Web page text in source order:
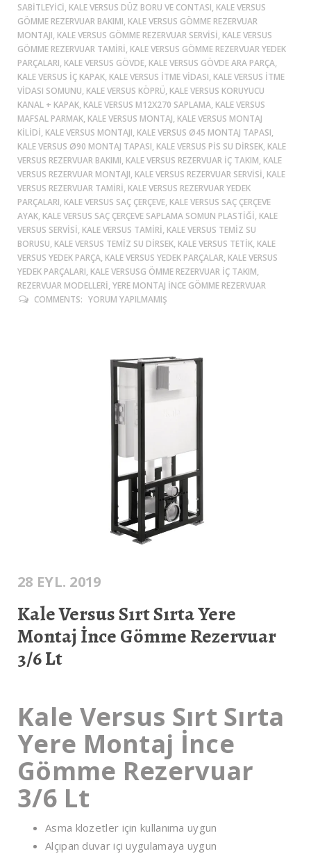
SABITLEYICI, KALE VERSUS DÜZ BORU VE CONTASI, KALE VERSUS
GÖMME REZERVUAR BAKIMI, KALE VERSUS GÖMME REZERVUAR
MONTAJI, KALE VERSUS GÖMME REZERVUAR SERVISI, KALE VERSUS
GÖMME REZERVUAR TAMIRI, KALE VERSUS GÖMME REZERVUAR YEDEK
PARÇALARI, KALE VERSUS GÖVDE, KALE VERSUS GÖVDE ARA PARÇA,
KALE VERSUS IÇ KAPAK, KALE VERSUS ITME VIDASI, KALE VERSUS ITME
VIDASI SOMUNU, KALE VERSUS KÖPRÜ, KALE VERSUS KORUYUCU
KANAL + KAPAK, KALE VERSUS M12X270 SAPLAMA, KALE VERSUS
MAFSAL PARMAK, KALE VERSUS MONTAJ, KALE VERSUS MONTAJ
KILIDI, KALE VERSUS MONTAJI, KALE VERSUS Ø45 MONTAJ TAPASI,
KALE VERSUS Ø90 MONTAJ TAPASI, KALE VERSUS PIS SU DIRSEK, KALE
VERSUS REZERVUAR BAKIMI, KALE VERSUS REZERVUAR IÇ TAKIM, KALE
VERSUS REZERVUAR MONTAJI, KALE VERSUS REZERVUAR SERVISI, KALE
VERSUS REZERVUAR TAMIRI, KALE VERSUS REZERVUAR YEDEK
PARÇALARI, KALE VERSUS SAÇ ÇERÇEVE, KALE VERSUS SAÇ ÇERÇEVE
AYAK, KALE VERSUS SAÇ ÇERÇEVE SAPLAMA SOMUN PLASTIĞI, KALE
VERSUS SERVISI, KALE VERSUS TAMIRI, KALE VERSUS TEMIZ SU
BORUSU, KALE VERSUS TEMIZ SU DIRSEK, KALE VERSUS TETIK, KALE
VERSUS YEDEK PARÇA, KALE VERSUS YEDEK PARÇALAR, KALE VERSUS
YEDEK PARÇALARI, KALE VERSUSG ÖMME REZERVUAR IÇ TAKIM,
REZERVUAR MODELLERI, YERE MONTAJ İNCE GÖMME REZERVUAR
COMMENTS: YORUM YAPILMAMIŞ
28 EYL. 2019
Kale Versus Sırt Sırta Yere
Montaj İnce Gömme Rezervuar
3/6 Lt
Kale Versus Sırt Sırta
Yere Montaj İnce
Gömme Rezervuar
3/6 Lt
Asma klozetler için kullanıma uygun
Alçıpan duvar içi uygulamaya uygun